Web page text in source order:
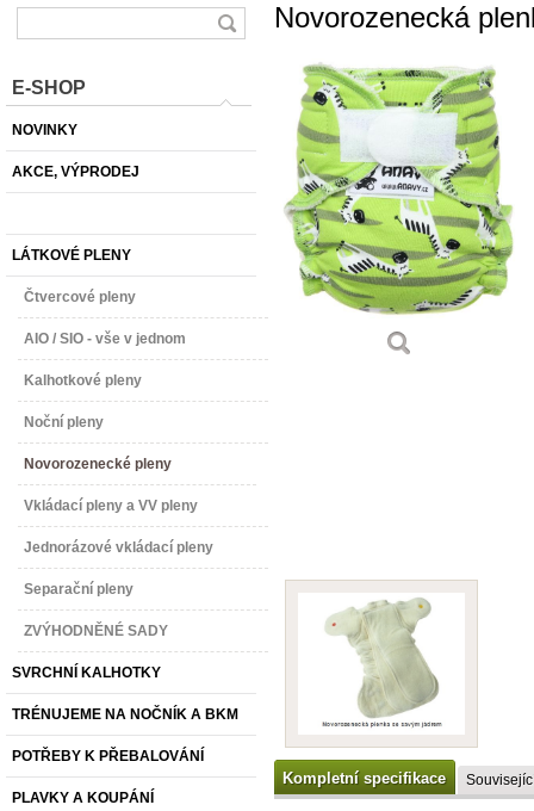
E-SHOP
NOVINKY
AKCE, VÝPRODEJ
LÁTKOVÉ PLENY
Čtvercové pleny
AIO / SIO - vše v jednom
Kalhotkové pleny
Noční pleny
Novorozenecké pleny
Vkládací pleny a VV pleny
Jednorázové vkládací pleny
Separační pleny
ZVÝHODNĚNÉ SADY
SVRCHNÍ KALHOTKY
TRÉNUJEME NA NOČNÍK A BKM
POTŘEBY K PŘEBALOVÁNÍ
PLAVKY A KOUPÁNÍ
Novorozenecká
Kompletní specifikace